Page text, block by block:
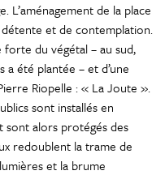
L’aménagement de la place
et de contemplation.
forte du végétal – au sud,
été plantée – et d’une
Riopelle : « La Joute ».
sont installés en
sont alors protégés des
redoublent la trame de
et la brume